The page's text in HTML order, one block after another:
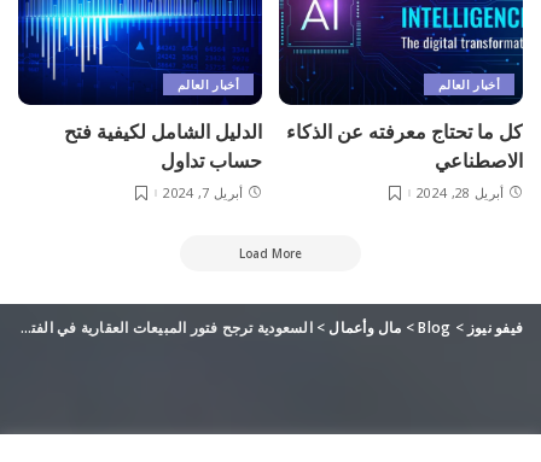
أخبار العالم
كل ما تحتاج معرفته عن الذكاء
الاصطناعي
أبريل 28, 2024
أخبار العالم
الدليل الشامل لكيفية فتح
حساب تداول
أبريل 7, 2024
Load More
فيفو نيوز >
Blog
> مال وأعمال >السعودية ترجح فتور المبيعات العقارية في الفترة المقبلة لهذا السبب